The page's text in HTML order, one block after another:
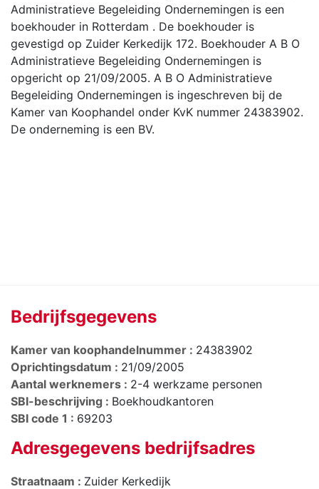
Administratieve Begeleiding Ondernemingen is een
boekhouder in Rotterdam . De boekhouder is
gevestigd op Zuider Kerkedijk 172. Boekhouder A B O
Administratieve Begeleiding Ondernemingen is
opgericht op 21/09/2005. A B O Administratieve
Begeleiding Ondernemingen is ingeschreven bij de
Kamer van Koophandel onder KvK nummer 24383902.
De onderneming is een BV.
Bedrijfsgegevens
Kamer van koophandelnummer : 24383902
Oprichtingsdatum : 21/09/2005
Aantal werknemers : 2-4 werkzame personen
SBI-beschrijving : Boekhoudkantoren
SBI code 1 : 69203
Adresgegevens bedrijfsadres
Straatnaam : Zuider Kerkedijk